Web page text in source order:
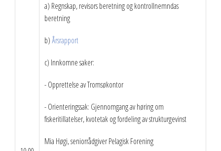
a) Regnskap, revisors beretning og kontrollnemndas
beretning
b)Årsrapport
c) Innkomne saker:
- Opprettelse av Tromsøkontor
- Orienteringssak: Gjennomgang av høring om
fiskeritillatelser, kvotetak og fordeling av strukturgevinst
Mia Høgi, seniorrådgiver Pelagisk Forening